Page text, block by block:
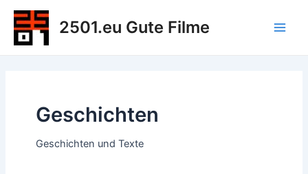
Zum
Inhalt
springen
2501.eu Gute Filme
Geschichten
Geschichten und Texte